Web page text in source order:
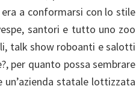
a conformarsi con lo stile
santori e tutto uno zoo
talk show roboanti e salotti
per quanto possa sembrare
un’azienda statale lottizzata